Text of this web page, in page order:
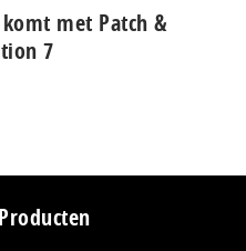
met Patch &
7
Producten